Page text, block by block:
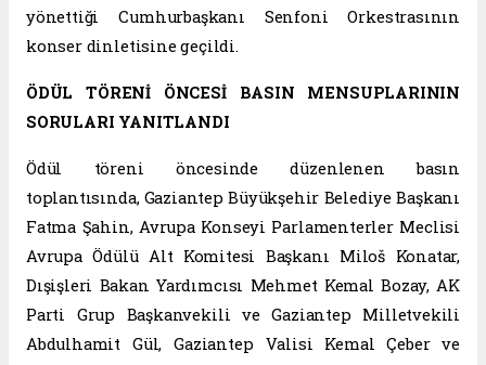
yönettiği Cumhurbaşkanı Senfoni Orkestrasının
konser dinletisine geçildi.
ÖDÜL TÖRENİ ÖNCESİ BASIN MENSUPLARININ
SORULARI YANITLANDI
Ödül töreni öncesinde düzenlenen basın
toplantısında, Gaziantep Büyükşehir Belediye Başkanı
Fatma Şahin, Avrupa Konseyi Parlamenterler Meclisi
Avrupa Ödülü Alt Komitesi Başkanı Miloš Konatar,
Dışişleri Bakan Yardımcısı Mehmet Kemal Bozay, AK
Parti Grup Başkanvekili ve Gaziantep Milletvekili
Abdulhamit Gül, Gaziantep Valisi Kemal Çeber ve